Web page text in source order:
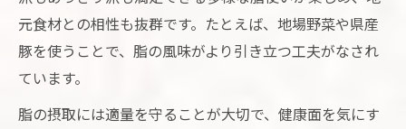
元食材との相性も抜群です。たとえば、地場野菜や県産
豚を使うことで、脂の風味がより引き立つ工夫がなされ
ています。
脂の摂取には適量を守ることが大切で、健康面を気にす